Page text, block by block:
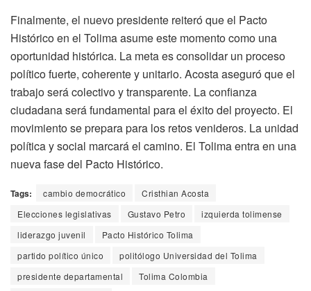
Finalmente, el nuevo presidente reiteró que el Pacto
Histórico en el Tolima asume este momento como una
oportunidad histórica. La meta es consolidar un proceso
político fuerte, coherente y unitario. Acosta aseguró que el
trabajo será colectivo y transparente. La confianza
ciudadana será fundamental para el éxito del proyecto. El
movimiento se prepara para los retos venideros. La unidad
política y social marcará el camino. El Tolima entra en una
nueva fase del Pacto Histórico.
Tags: cambio democrático
Cristhian Acosta
Elecciones legislativas
Gustavo Petro
izquierda tolimense
liderazgo juvenil
Pacto Histórico Tolima
partido político único
politólogo Universidad del Tolima
presidente departamental
Tolima Colombia